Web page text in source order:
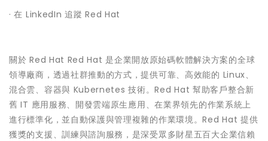
· 在 LinkedIn 追蹤 Red Hat
關於 Red Hat Red Hat 是企業開放原始碼軟體解決方案的全球
領導廠商，透過社群推動的方式，提供可靠、高效能的 Linux、
混合雲、容器與 Kubernetes 技術。Red Hat 幫助客戶整合新
舊 IT 應用服務、開發雲端原生應用、在業界領先的作業系統上
進行標準化，並自動保護與管理複雜的作業環境。Red Hat 提供
獲獎的支援、訓練與諮詢服務，是深受眾多財星五百大企業信賴